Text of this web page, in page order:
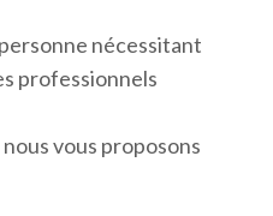
nécessitant
professionnels
vous proposons